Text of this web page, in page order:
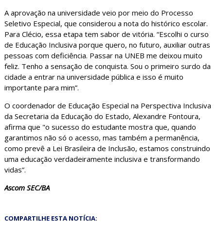
A aprovação na universidade veio por meio do Processo
Seletivo Especial, que considerou a nota do histórico escolar.
Para Clécio, essa etapa tem sabor de vitória. “Escolhi o curso
de Educação Inclusiva porque quero, no futuro, auxiliar outras
pessoas com deficiência. Passar na UNEB me deixou muito
feliz. Tenho a sensação de conquista. Sou o primeiro surdo da
cidade a entrar na universidade pública e isso é muito
importante para mim”.
O coordenador de Educação Especial na Perspectiva Inclusiva
da Secretaria da Educação do Estado, Alexandre Fontoura,
afirma que "o sucesso do estudante mostra que, quando
garantimos não só o acesso, mas também a permanência,
como prevê a Lei Brasileira de Inclusão, estamos construindo
uma educação verdadeiramente inclusiva e transformando
vidas”.
Ascom SEC/BA
COMPARTILHE ESTA NOTÍCIA: